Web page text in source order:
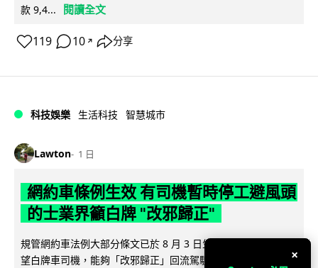
款 9,4...
閱讀全文
119 10 ↗ 分享
科技娛樂 生活科技 智慧城市
Lawton 1 日
網約車條例生效 有司機暫時停工避風頭
的士業界籲白牌 "改邪歸正"
規管網約車法例大部分條文已於 8 月 3 日生效，的士業界就期
望白牌車司機，能夠「改邪歸正」回流駕駛的士。新例大幅提
×